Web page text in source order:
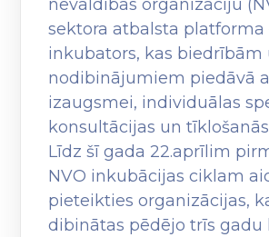
nevaldības organizāciju
sektora atbalsta platforma
inkubators, kas biedrībām
nodibinājumiem piedāvā
izaugsmei, individuālas
konsultācijas un
Līdz šī gada 22.aprīlim
NVO inkubācijas ciklam
pieteikties organizācijas,
dibinātas pēdējo trīs gadu